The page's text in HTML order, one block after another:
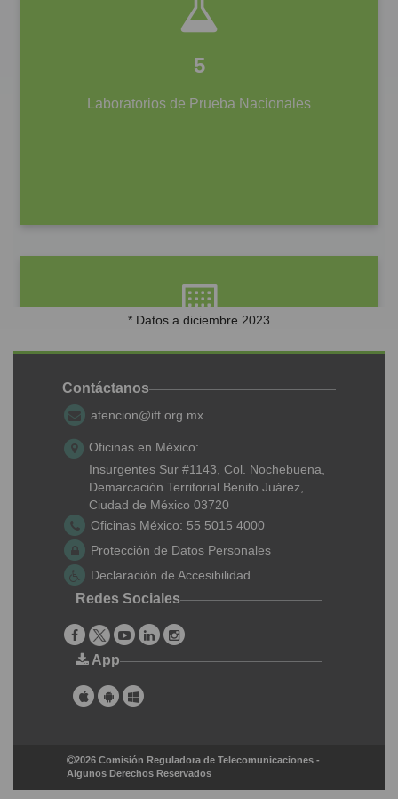
* Datos a diciembre 2023
Contáctanos
atencion@ift.org.mx
Oficinas en México:
Insurgentes Sur #1143, Col. Nochebuena,
Demarcación Territorial Benito Juárez,
Ciudad de México 03720
Oficinas México: 55 5015 4000
Protección de Datos Personales
Declaración de Accesibilidad
Redes Sociales
App
2026 Comisión Reguladora de Telecomunicaciones -
Algunos Derechos Reservados